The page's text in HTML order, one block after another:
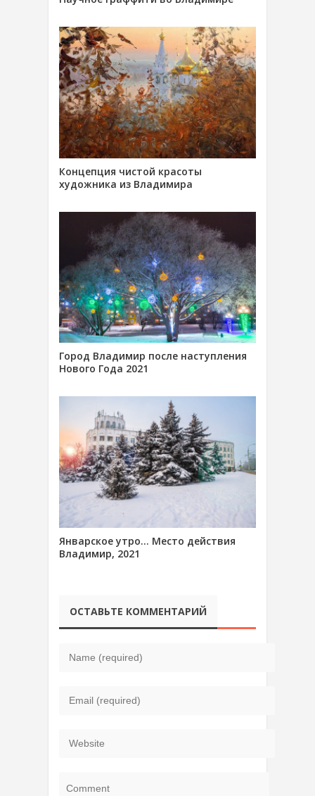
Концепция чистой красоты
художника из Владимира
Город Владимир после наступления
Нового Года 2021
Январское утро… Место действия
Владимир, 2021
ОСТАВЬТЕ КОММЕНТАРИЙ